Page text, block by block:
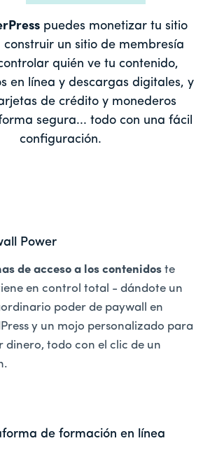
puedes monetizar tu sitio
construir un sitio de membresía
quién ve tu contenido,
en línea y descargas digitales, y
de crédito y monederos
segura... todo con una fácil
configuración.
Power
de acceso a los contenidos te
en control total - dándote un
poder de paywall en
y un mojo personalizado para
dinero, todo con el clic de un
de formación en línea